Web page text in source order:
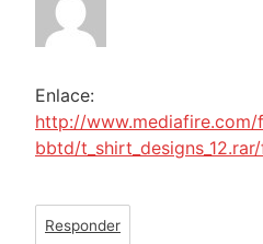
Enlace:
http://
bbtd/
Responder